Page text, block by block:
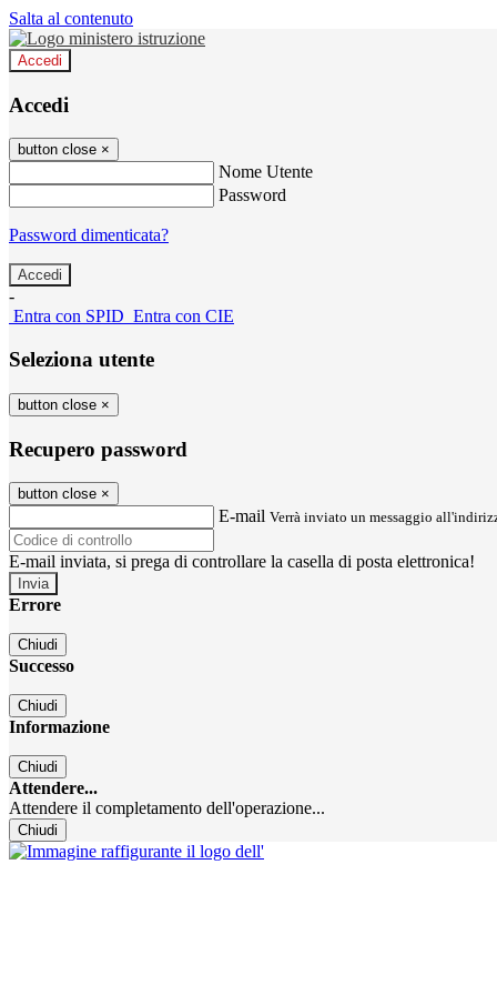
Salta al contenuto
Accedi
Accedi
button close ×
Nome Utente
Password
Password dimenticata?
-
Entra con SPID Entra con CIE
Seleziona utente
button close ×
Recupero password
button close ×
E-mail Verrà inviato un messaggio
E-mail inviata, si prega di controllare la casella di posta elettronica!
Errore
Chiudi
Successo
Chiudi
Informazione
Chiudi
Attendere...
Attendere il completamento dell'operazione...
Chiudi